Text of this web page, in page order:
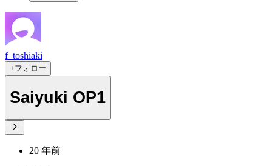
f_toshiaki
+フォロー
Saiyuki OP1
20 年前